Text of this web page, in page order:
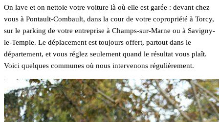
On lave et on nettoie votre voiture là où elle est garée : devant chez
vous à Pontault-Combault, dans la cour de votre copropriété à Torcy,
sur le parking de votre entreprise à Champs-sur-Marne ou à Savigny-
le-Temple. Le déplacement est toujours offert, partout dans le
département, et vous réglez seulement quand le résultat vous plaît.
Voici quelques communes où nous intervenons régulièrement.